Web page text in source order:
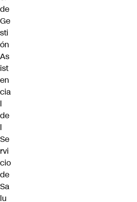
de
Ge
sti
ón
As
ist
en
cia
l
de
l
Se
rvi
cio
de
Sa
lu